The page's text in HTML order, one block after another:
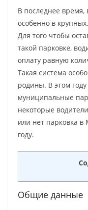
В последнее время,
особенно в
Для того чтобы
такой парковке,
оплату равную
Такая система
родины. В этом
муниципальные
некоторые
или нет парковка
году.
Общие данные